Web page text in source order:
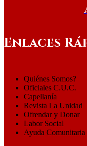
Enlaces
Quiénes Somos?
Oficiales C.U.C.
Capellanía
Revista La Unidad
Ofrendar y Donar
Labor Social
Ayuda Comunitaria